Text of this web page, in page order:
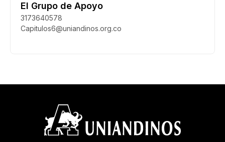
El Grupo de Apoyo
3173640578
Capitulos6@uniandinos.org.co